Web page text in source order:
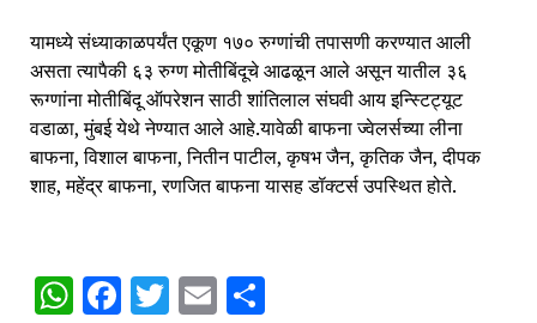
यामध्ये संध्याकाळपर्यंत एकूण १७० रुग्णांची तपासणी करण्यात आली
असता त्यापैकी ६३ रुग्ण मोतीबिंदूचे आढळून आले असून यातील ३६
रूग्णांना मोतीबिंदू ऑपरेशन साठी शांतिलाल संघवी आय इन्स्टिट्यूट
वडाळा, मुंबई येथे नेण्यात आले आहे.यावेळी बाफना ज्वेलर्सच्या लीना
बाफना, विशाल बाफना, नितीन पाटील, कृषभ जैन, कृतिक जैन, दीपक
शाह, महेंद्र बाफना, रणजित बाफना यासह डॉक्टर्स उपस्थित होते.
WhatsApp
Facebook
Twitter
EmailShare